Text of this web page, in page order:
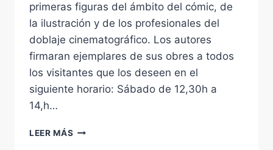
primeras figuras del ámbito del cómic, de
la ilustración y de los profesionales del
doblaje cinematográfico. Los autores
firmaran ejemplares de sus obres a todos
los visitantes que los deseen en el
siguiente horario: Sábado de 12,30h a
14,h…
LEER MÁS KENNY